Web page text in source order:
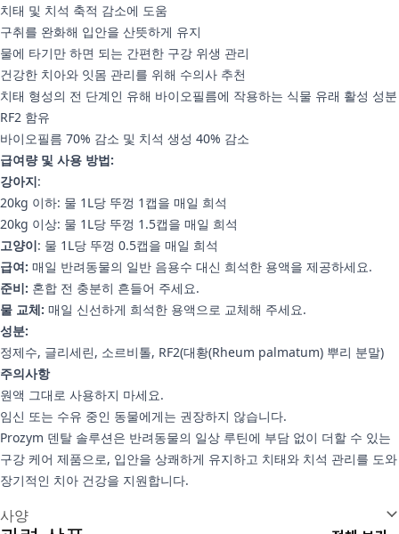
치태 및 치석 축적 감소에 도움
구취를 완화해 입안을 산뜻하게 유지
물에 타기만 하면 되는 간편한 구강 위생 관리
건강한 치아와 잇몸 관리를 위해 수의사 추천
치태 형성의 전 단계인 유해 바이오필름에 작용하는 식물 유래 활성 성분
RF2 함유
바이오필름 70% 감소 및 치석 생성 40% 감소
급여량 및 사용 방법:
강아지:
20kg 이하: 물 1L당 뚜껑 1캡을 매일 희석
20kg 이상: 물 1L당 뚜껑 1.5캡을 매일 희석
고양이: 물 1L당 뚜껑 0.5캡을 매일 희석
급여: 매일 반려동물의 일반 음용수 대신 희석한 용액을 제공하세요.
준비: 혼합 전 충분히 흔들어 주세요.
물 교체: 매일 신선하게 희석한 용액으로 교체해 주세요.
성분:
정제수, 글리세린, 소르비톨, RF2(대황(Rheum palmatum) 뿌리 분말)
주의사항
원액 그대로 사용하지 마세요.
임신 또는 수유 중인 동물에게는 권장하지 않습니다.
Prozym 덴탈 솔루션은 반려동물의 일상 루틴에 부담 없이 더할 수 있는
구강 케어 제품으로, 입안을 상쾌하게 유지하고 치태와 치석 관리를 도와
장기적인 치아 건강을 지원합니다.
사양